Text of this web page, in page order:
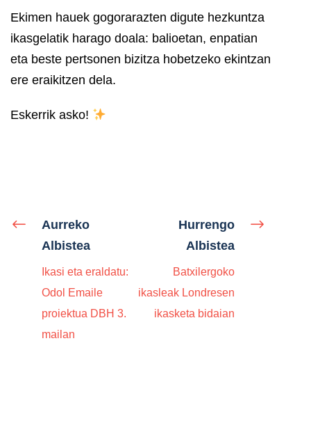
Ekimen hauek gogorarazten digute hezkuntza
ikasgelatik harago doala: balioetan, enpatian
eta beste pertsonen bizitza hobetzeko ekintzan
ere eraikitzen dela.
Eskerrik asko!
Aurreko
Albistea
Ikasi eta eraldatu:
Odol Emaile
proiektua DBH 3.
mailan
Hurrengo
Albistea
Batxilergoko
ikasleak Londresen
ikasketa bidaian